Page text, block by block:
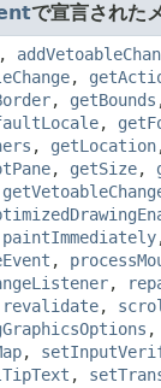
で宣言された
,
,
, getBounds
,
, getLocation
, getSize,
paintImmediately
,
,
revalidate,
,
,
,